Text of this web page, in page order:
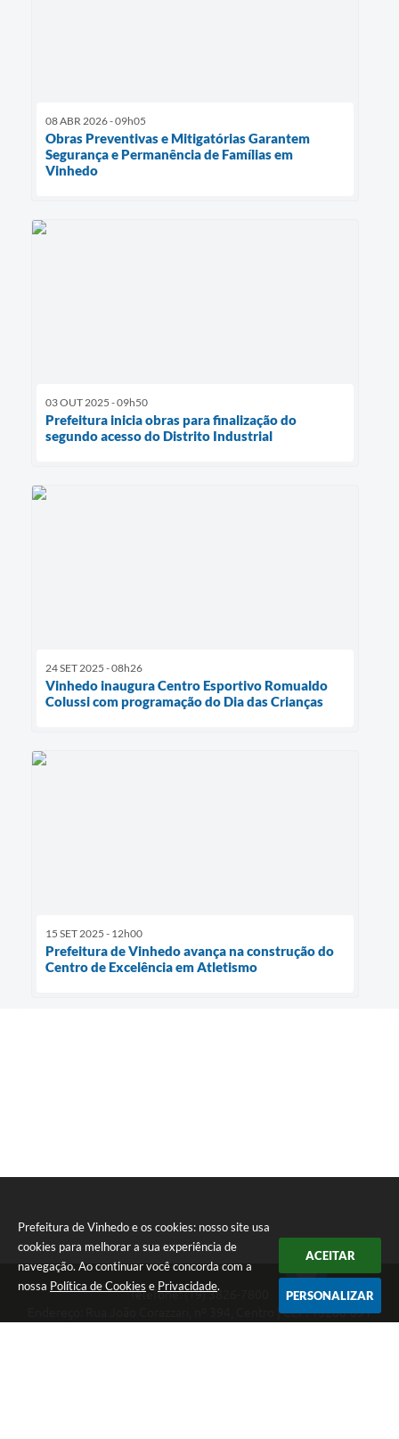
Prefeitura de Vinhedo e os cookies: nosso site usa
cookies para melhorar a sua experiência de
navegação. Ao continuar você concorda com a
nossa Política de Cookies e Privacidade.
ACEITAR
PERSONALIZAR
08 ABR 2026 - 09h05
Obras Preventivas e Mitigatórias Garantem
Segurança e Permanência de Famílias em
Vinhedo
03 OUT 2025 - 09h50
Prefeitura inicia obras para finalização do
segundo acesso do Distrito Industrial
24 SET 2025 - 08h26
Vinhedo inaugura Centro Esportivo Romualdo
Colussi com programação do Dia das Crianças
15 SET 2025 - 12h00
Prefeitura de Vinhedo avança na construção do
Centro de Excelência em Atletismo
Telefone: (19) 3826-7800
Endereço: Rua João Corazzari, nº 394, Centro | CEP: 13280-091